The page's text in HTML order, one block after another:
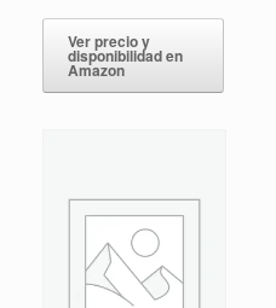
Ver precio y
disponibilidad en
Amazon